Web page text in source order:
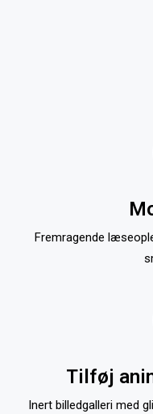
Fremragende
Tilføj
Inert billedgalleri med